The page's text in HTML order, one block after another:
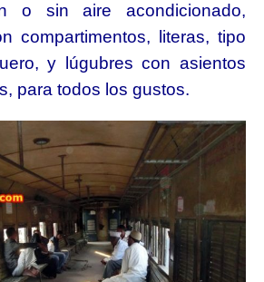
o sin aire acondicionado,
compartimentos, literas, tipo
y lúgubres con asientos
para todos los gustos.